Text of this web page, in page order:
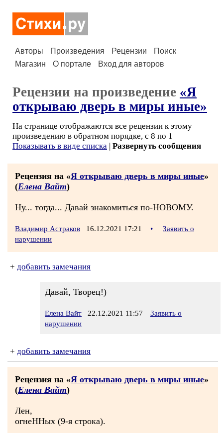
Авторы Произведения Рецензии
Поиск
Магазин
О портале Вход для авторов
Рецензии на произведение «Я
открываю дверь в миры иные»
На странице отображаются все рецензии к этому
произведению в обратном порядке, с 8 по 1
Показывать в виде списка | Развернуть сообщения
Рецензия на «Я открываю дверь в миры иные»
(Елена Вайт)
Ну... тогда... Давай знакомиться по-НОВОМУ.
Владимир Астраков 16.12.2021 17:21 •
Заявить о
нарушении
+ добавить замечания
Давай, Творец!)
Елена Вайт 22.12.2021 11:57
Заявить о
нарушении
+ добавить замечания
Рецензия на «Я открываю дверь в миры иные»
(Елена Вайт)
Лен,
огнеННых (9-я строка).